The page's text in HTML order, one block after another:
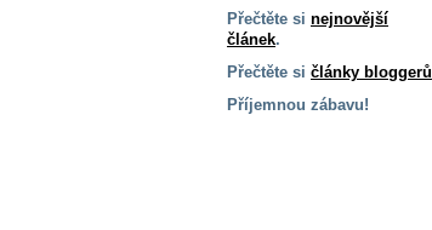
Přečtěte si nejnovější
článek.
Přečtěte si články bloggerů
Příjemnou zábavu!